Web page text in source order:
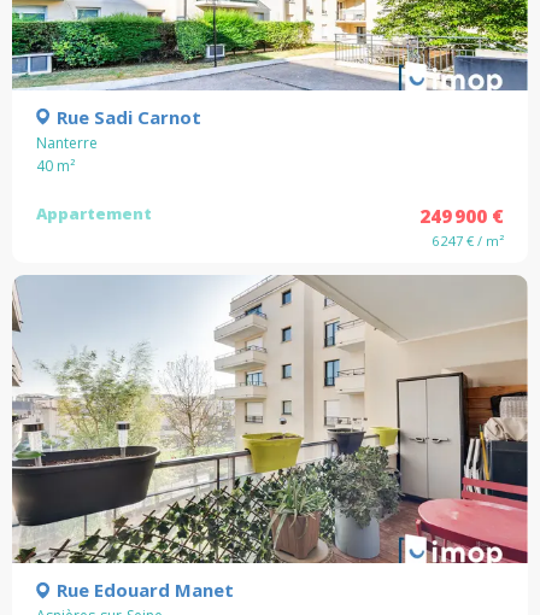
Rue Sadi Carnot
Nanterre
40 m²
Appartement 249 900 €
6 247 € / m²
Rue Edouard Manet